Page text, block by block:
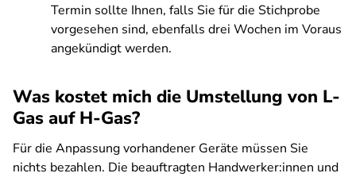
Termin sollte Ihnen, falls Sie für die Stichprobe
vorgesehen sind, ebenfalls drei Wochen im Voraus
angekündigt werden.
Was kostet mich die Umstellung von L-
Gas auf H-Gas?
Für die Anpassung vorhandener Geräte müssen Sie
nichts bezahlen. Die beauftragten Handwerker:innen und